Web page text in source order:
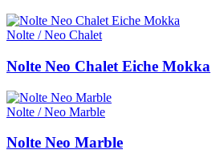
Nolte / Neo Chalet
Nolte Neo Chalet Eiche Mokka
Nolte / Neo Marble
Nolte Neo Marble